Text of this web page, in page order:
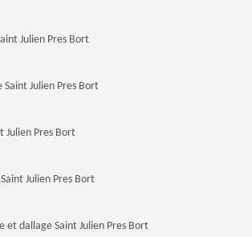
Julien Pres Bort
Julien Pres Bort
Julien Pres Bort
Julien Pres Bort
et dallage Saint Julien Pres Bort